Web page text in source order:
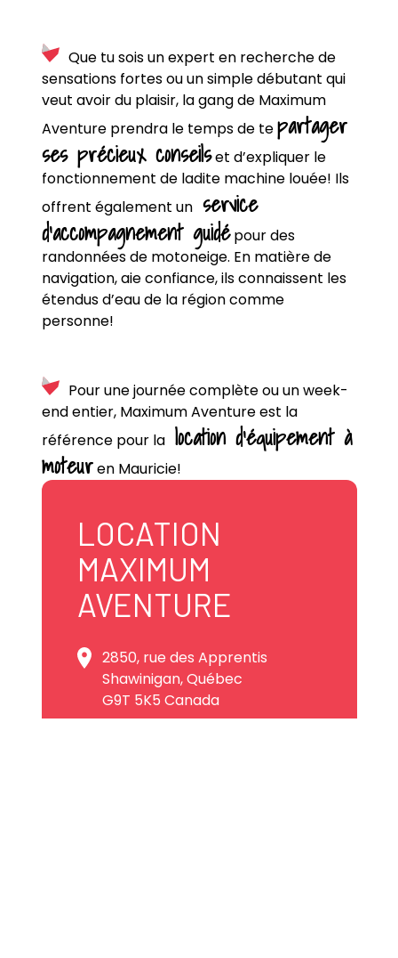
Que tu sois un expert en recherche de
sensations fortes ou un simple débutant qui
veut avoir du plaisir, la gang de Maximum
Aventure prendra le temps de tepartager
ses précieux conseilset d’expliquer le
fonctionnement de ladite machine louée! Ils
offrent également unservice
d’accompagnement guidépour des
randonnées de motoneige. En matière de
navigation, aie confiance, ils connaissent les
étendus d’eau de la région comme
personne!
Pour une journée complète ou un week-
end entier, Maximum Aventure est la
référence pour lalocation d’équipement à
moteuren Mauricie!
LOCATION
MAXIMUM
AVENTURE
2850, rue des Apprentis
Shawinigan, Québec
G9T 5K5 Canada